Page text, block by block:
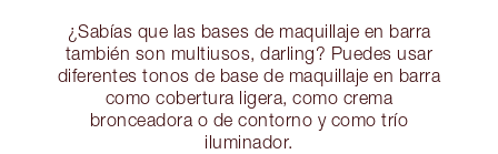
¿Sabías que las bases de maquillaje en barra
también son multiusos, darling? Puedes usar
diferentes tonos de base de maquillaje en barra
como cobertura ligera, como crema
bronceadora o de contorno y como trío
iluminador.